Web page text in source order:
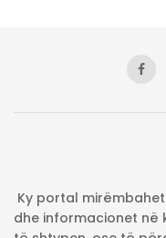
Ky portal mirëmbahet
dhe informacionet në